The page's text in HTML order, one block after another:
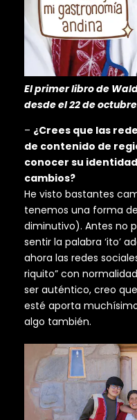
El primer libro de
desde el 22 de
– ¿Crees que las
de contenido de
conocer su
cambios?
He visto bastantes
tenemos una forma
diminutivo). Antes no
sentir la palabra ‘ito’
ahora las redes
riquito” con
ser auténtico, creo
esté aporta
algo también.